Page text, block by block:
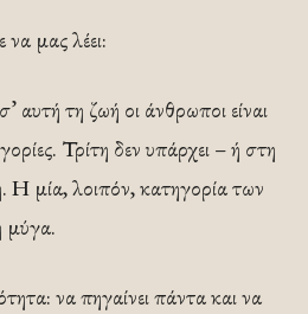
μας λέει:
αυτή τη ζωή οι άνθρωποι είναι
Τρίτη δεν υπάρχει – ή στη
Η μία, λοιπόν, κατηγορία των
μύγα.
να πηγαίνει πάντα και να